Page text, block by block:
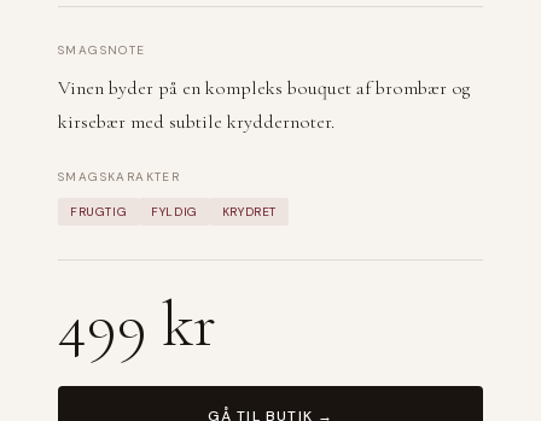
SMAGSNOTE
Vinen byder på en kompleks bouquet af brombær og
kirsebær med subtile kryddernoter.
SMAGSKARAKTER
FRUGTIG FYLDIG KRYDRET
499 kr
GÅ TIL BUTIK →